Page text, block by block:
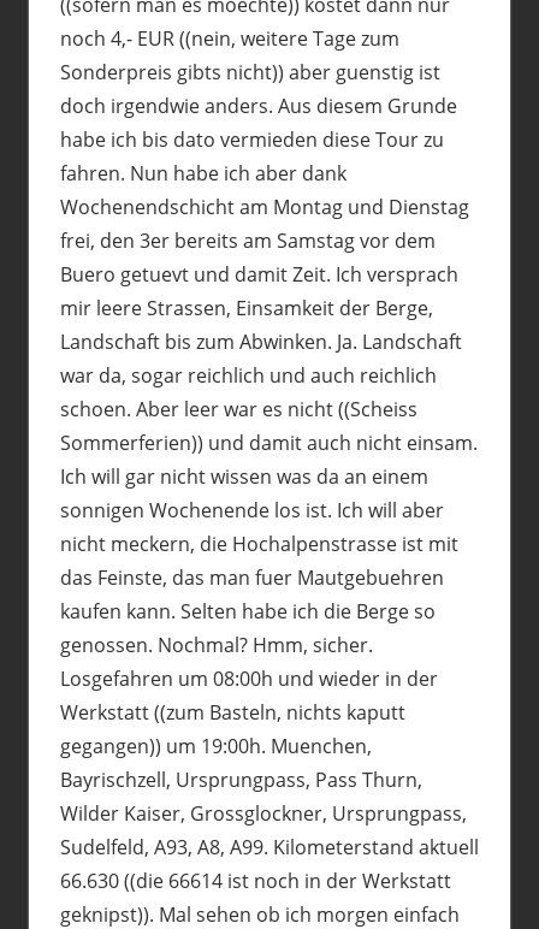
noch 4,- EUR ((nein, weitere Tage zum
Sonderpreis gibts nicht)) aber guenstig ist
doch irgendwie anders. Aus diesem Grunde
habe ich bis dato vermieden diese Tour zu
fahren. Nun habe ich aber dank
Wochenendschicht am Montag und Dienstag
frei, den 3er bereits am Samstag vor dem
Buero getuevt und damit Zeit. Ich versprach
mir leere Strassen, Einsamkeit der Berge,
Landschaft bis zum Abwinken. Ja. Landschaft
war da, sogar reichlich und auch reichlich
schoen. Aber leer war es nicht ((Scheiss
Sommerferien)) und damit auch nicht einsam.
Ich will gar nicht wissen was da an einem
sonnigen Wochenende los ist. Ich will aber
nicht meckern, die Hochalpenstrasse ist mit
das Feinste, das man fuer Mautgebuehren
kaufen kann. Selten habe ich die Berge so
genossen. Nochmal? Hmm, sicher.
Losgefahren um 08:00h und wieder in der
Werkstatt ((zum Basteln, nichts kaputt
gegangen)) um 19:00h. Muenchen,
Bayrischzell, Ursprungpass, Pass Thurn,
Wilder Kaiser, Grossglockner, Ursprungpass,
Sudelfeld, A93, A8, A99. Kilometerstand aktuell
66.630 ((die 66614 ist noch in der Werkstatt
geknipst)). Mal sehen ob ich morgen einfach